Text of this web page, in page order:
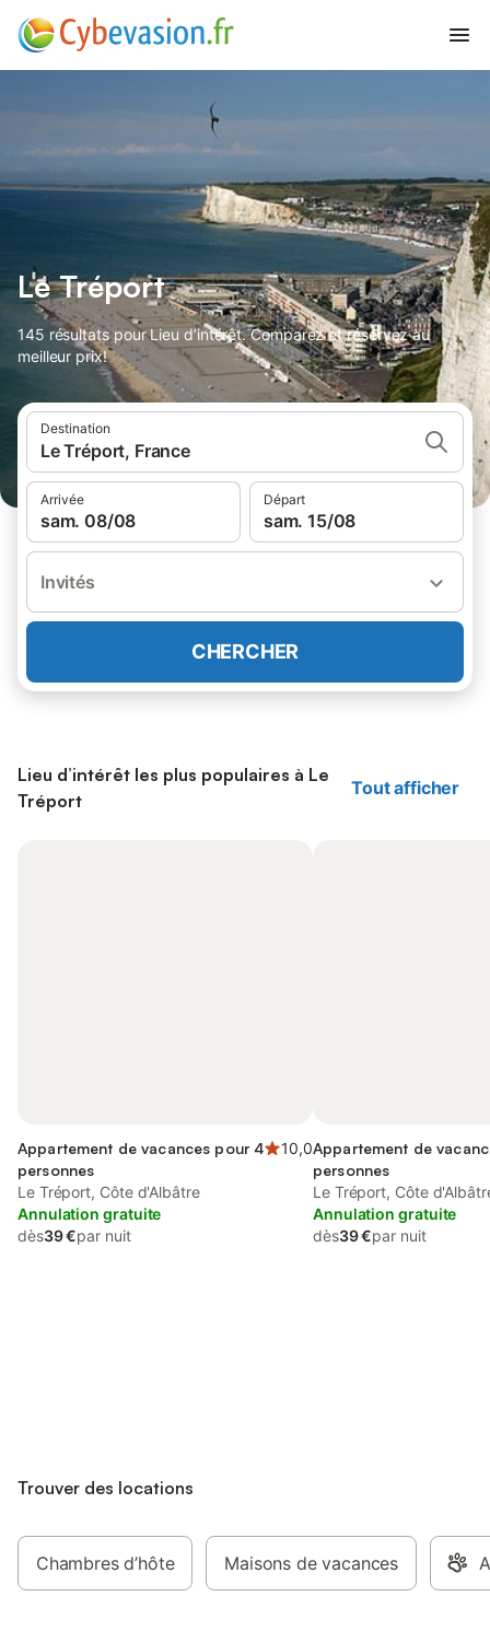
Le Tréport
145 résultats pour Lieu d’intérêt. Comparez et réservez au
meilleur prix!
Destination
Le Tréport, France
Arrivée
sam. 08/08
Départ
sam. 15/08
Invités
CHERCHER
Lieu d’intérêt les plus populaires à Le
Tréport
Tout afficher
Appartement de vacances pour 4
personnes
10,0
Le Tréport, Côte d'Albâtre
Annulation gratuite
dès39 €par nuit
Appartement de
personnes
Le Tréport, Côte
Annulation gratuite
dès39 €par nuit
Trouver des locations
Chambres d’hôte Maisons de vacances